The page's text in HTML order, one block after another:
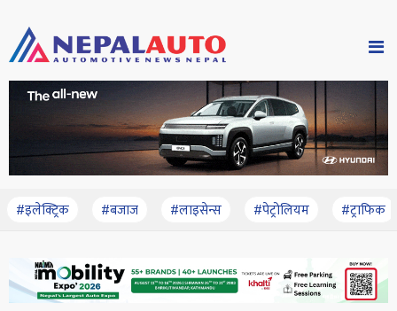
#इलेक्ट्रिक #बजाज #लाइसेन्स #पेट्रोलियम #ट्राफिक